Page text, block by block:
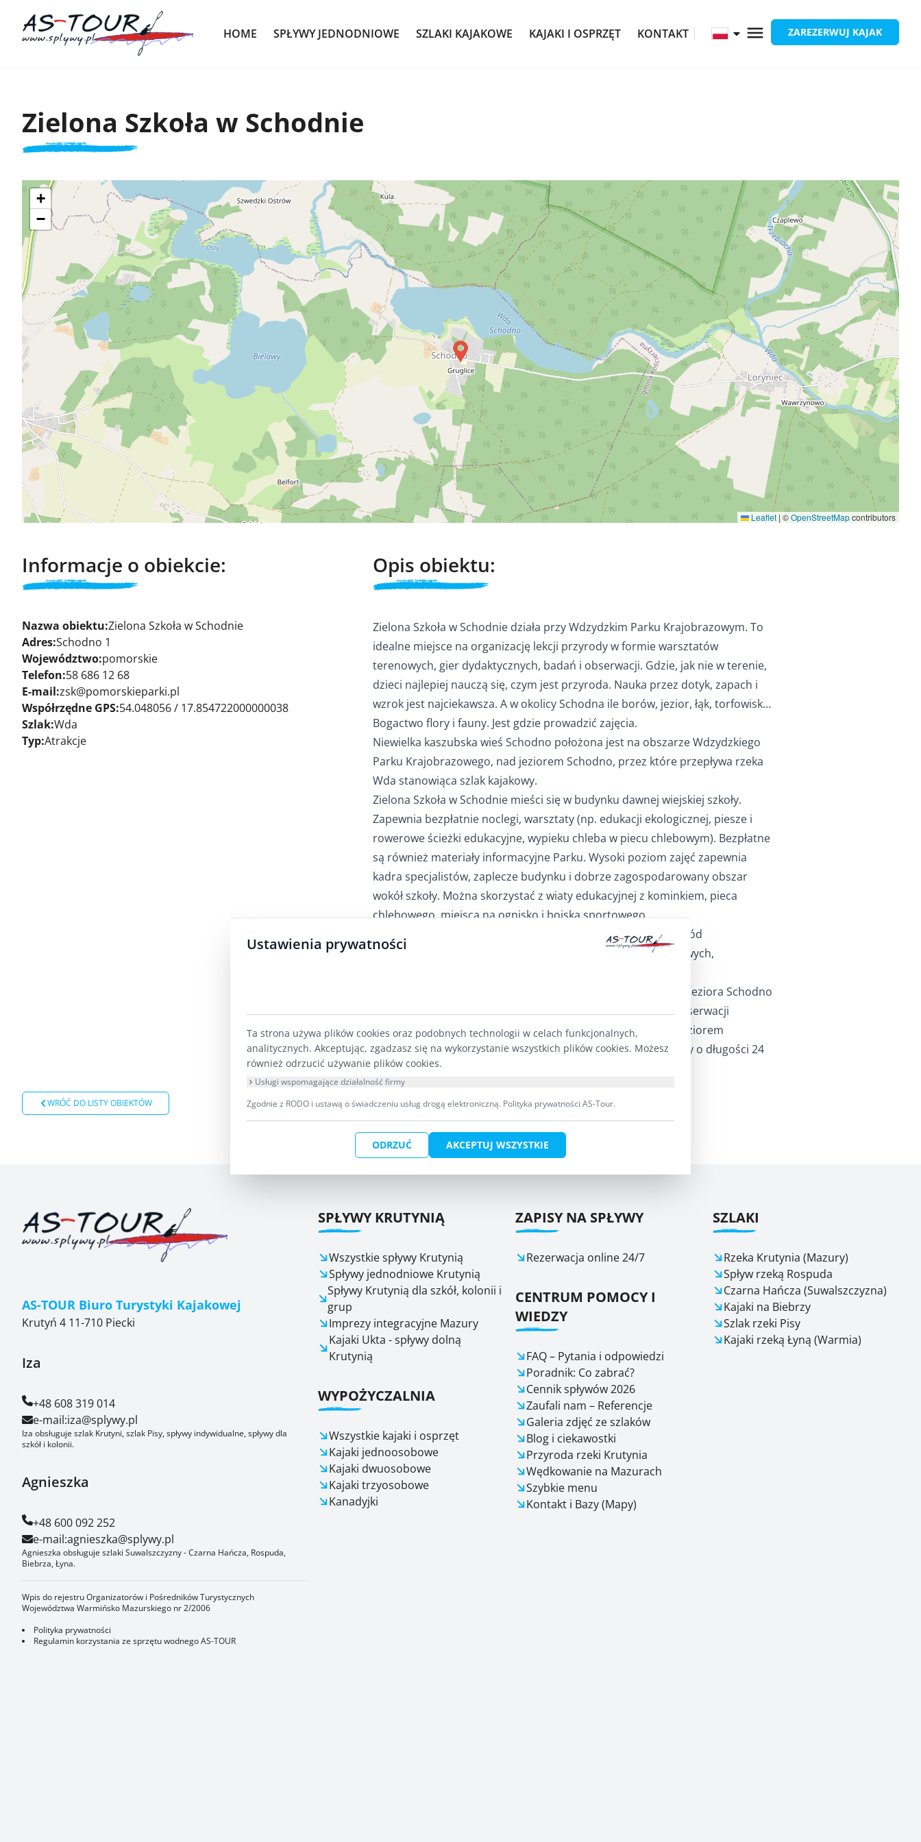
HOME SPŁYWY JEDNODNIOWE SZLAKI KAJAKOWE KAJAKI I OSPRZĘT KONTAKT ZAREZERWUJ KAJAK
Zielona Szkoła w Schodnie
+
−
Leaflet | ©OpenStreetMapcontributors
Informacje o obiekcie:
Nazwa obiektu:Zielona Szkoła w Schodnie
Adres:Schodno 1
Województwo:pomorskie
Telefon:58 686 12 68
E-mail:zsk@pomorskieparki.pl
Współrzędne GPS:54.048056 / 17.854722000000038
Szlak:Wda
Typ:Atrakcje
Opis obiektu:
Zielona Szkoła w Schodnie działa przy Wdzydzkim Parku Krajobrazowym. To
idealne miejsce na organizację lekcji przyrody w formie warsztatów
terenowych, gier dydaktycznych, badań i obserwacji. Gdzie, jak nie w terenie,
dzieci najlepiej nauczą się, czym jest przyroda. Nauka przez dotyk, zapach i
wzrok jest najciekawsza. A w okolicy Schodna ile borów, jezior, łąk, torfowisk…
Bogactwo flory i fauny. Jest gdzie prowadzić zajęcia.
Niewielka kaszubska wieś Schodno położona jest na obszarze Wdzydzkiego
Parku Krajobrazowego, nad jeziorem Schodno, przez które przepływa rzeka
Wda stanowiąca szlak kajakowy.
Zielona Szkoła w Schodnie mieści się w budynku dawnej wiejskiej szkoły.
Zapewnia bezpłatnie noclegi, warsztaty (np. edukacji ekologicznej, piesze i
rowerowe ścieżki edukacyjne, wypieku chleba w piecu chlebowym). Bezpłatne
są również materiały informacyjne Parku. Wysoki poziom zajęć zapewnia
kadra specjalistów, zaplecze budynku i dobrze zagospodarowany obszar
wokół szkoły. Można skorzystać z wiaty edukacyjnej z kominkiem, pieca
chlebowego, miejsca na ognisko i boiska sportowego.
Oferta Zielonej Szkoły jest całoroczna. Wybierać można spośród
kilkudniowych obozów ekologicznych, warsztatów jednodniowych,
Ze wsi Schodno zaczyna się 8-kilometrowy szlak pieszy wokół jeziora Schodno
i Jezierzno. Zaopatrzcie się w lornetkę. To świetny szlak do obserwacji
ornitologicznych. Skorzystajcie w platformy widokowej nad jeziorem
Schodno. We wsi rozpoczyna się również żółty szlak rowerowy o długości 24
km, który prowadzi do Wdzydz Kiszewskich.
WRÓĆ DO LISTY OBIEKTÓW
AS-TOUR Biuro Turystyki Kajakowej
Krutyń 4 11-710 Piecki
Iza
+48 608 319 014
e-mail:iza@splywy.pl
Iza obsługuje szlak Krutyni, szlak Pisy, spływy indywidualne, spływy dla
szkół i kolonii.
Agnieszka
+48 600 092 252
e-mail:agnieszka@splywy.pl
Agnieszka obsługuje szlaki Suwalszczyzny - Czarna Hańcza, Rospuda,
Biebrza, Łyna.
Wpis do rejestru Organizatorów i Pośredników Turystycznych
Województwa Warmińsko Mazurskiego nr 2/2006
Polityka prywatności
Regulamin korzystania ze sprzętu wodnego AS-TOUR
SPŁYWY KRUTYNIĄ
Wszystkie spływy Krutynią
Spływy jednodniowe Krutynią
Spływy Krutynią dla szkół, kolonii i
grup
Imprezy integracyjne Mazury
Kajaki Ukta - spływy dolną
Krutynią
WYPOŻYCZALNIA
Wszystkie kajaki i osprzęt
Kajaki jednoosobowe
Kajaki dwuosobowe
Kajaki trzyosobowe
Kanadyjki
ZAPISY NA SPŁYWY
Rezerwacja online 24/7
CENTRUM POMOCY I
WIEDZY
FAQ – Pytania i odpowiedzi
Poradnik: Co zabrać?
Cennik spływów 2026
Zaufali nam – Referencje
Galeria zdjęć ze szlaków
Blog i ciekawostki
Przyroda rzeki Krutynia
Wędkowanie na Mazurach
Szybkie menu
Kontakt i Bazy (Mapy)
SZLAKI
Rzeka Krutynia (Mazury)
Spływ rzeką Rospuda
Czarna Hańcza (Suwalszczyzna)
Kajaki na Biebrzy
Szlak rzeki Pisy
Kajaki rzeką Łyną (Warmia)
Ustawienia prywatności
Ta strona używa plików cookies oraz podobnych technologii w celach funkcjonalnych,
analitycznych. Akceptując, zgadzasz się na wykorzystanie wszystkich plików cookies. Możesz
również odrzucić używanie plików cookies.
Usługi wspomagające działalność firmy
Zgodnie z RODO i ustawą o świadczeniu usług drogą elektroniczną. Polityka prywatności AS-Tour.
ODRZUĆ AKCEPTUJ WSZYSTKIE